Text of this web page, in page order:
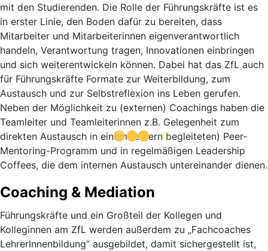
mit den Studierenden. Die Rolle der Führungskräfte ist es
in erster Linie, den Boden dafür zu bereiten, dass
Mitarbeiter und Mitarbeiterinnen eigenverantwortlich
handeln, Verantwortung tragen, Innovationen einbringen
und sich weiterentwickeln können. Dabei hat das ZfL auch
für Führungskräfte Formate zur Weiterbildung, zum
Austausch und zur Selbstreflexion ins Leben gerufen.
Neben der Möglichkeit zu (externen) Coachings haben die
Teamleiter und Teamleiterinnen z.B. Gelegenheit zum
direkten Austausch in einem (extern begleiteten) Peer-
Mentoring-Programm und in regelmäßigen Leadership
Coffees, die dem internen Austausch untereinander dienen.
Coaching & Mediation
Führungskräfte und ein Großteil der Kollegen und
Kolleginnen am ZfL werden außerdem zu „Fachcoaches
LehrerInnenbildung“ ausgebildet, damit sichergestellt ist,